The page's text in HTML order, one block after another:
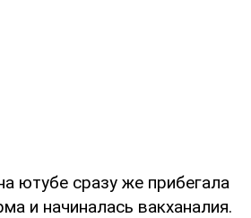
ютубе сразу же прибегала
и начиналась вакханалия.